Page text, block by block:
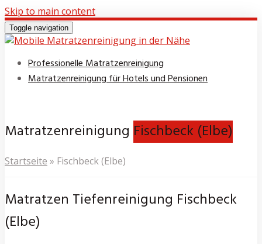
Skip to main content
Toggle navigation
Professionelle Matratzenreinigung
Matratzenreinigung für Hotels und Pensionen
Matratzenreinigung Fischbeck (Elbe)
Startseite » Fischbeck (Elbe)
Matratzen Tiefenreinigung Fischbeck
(Elbe)